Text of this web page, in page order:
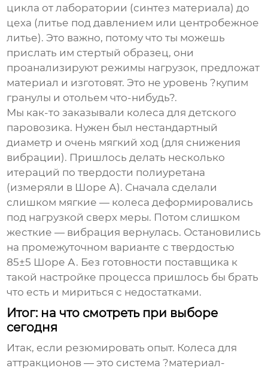
цикла от лаборатории (синтез материала) до
цеха (литье под давлением или центробежное
литье). Это важно, потому что ты можешь
прислать им стертый образец, они
проанализируют режимы нагрузок, предложат
материал и изготовят. Это не уровень ?купим
гранулы и отольем что-нибудь?.
Мы как-то заказывали колеса для детского
паровозика. Нужен был нестандартный
диаметр и очень мягкий ход (для снижения
вибрации). Пришлось делать несколько
итераций по твердости полиуретана
(измеряли в Шоре А). Сначала сделали
слишком мягкие — колеса деформировались
под нагрузкой сверх меры. Потом слишком
жесткие — вибрация вернулась. Остановились
на промежуточном варианте с твердостью
85±5 Шоре А. Без готовности поставщика к
такой настройке процесса пришлось бы брать
что есть и мириться с недостатками.
Итог: на что смотреть при выборе
сегодня
Итак, если резюмировать опыт. Колеса для
аттракционов — это система ?материал-